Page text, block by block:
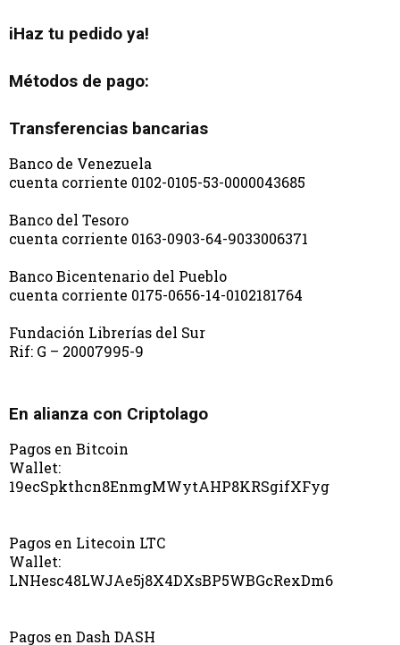
iHaz tu pedido ya!
Métodos de pago:
Transferencias bancarias
Banco de Venezuela
cuenta corriente 0102-0105-53-0000043685
Banco del Tesoro
cuenta corriente 0163-0903-64-9033006371
Banco Bicentenario del Pueblo
cuenta corriente 0175-0656-14-0102181764
Fundación Librerías del Sur
Rif: G – 20007995-9
En alianza con Criptolago
Pagos en Bitcoin
Wallet:
19ecSpkthcn8EnmgMWytAHP8KRSgifXFyg
Pagos en Litecoin LTC
Wallet:
LNHesc48LWJAe5j8X4DXsBP5WBGcRexDm6
Pagos en Dash DASH